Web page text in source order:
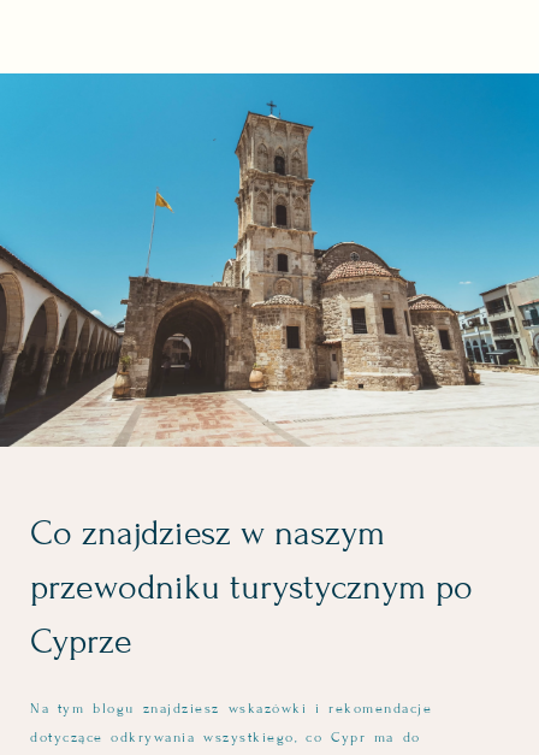
Co znajdziesz w naszym
przewodniku turystycznym po
Cyprze
Na tym blogu znajdziesz wskazówki i rekomendacje
dotyczące odkrywania wszystkiego, co Cypr ma do